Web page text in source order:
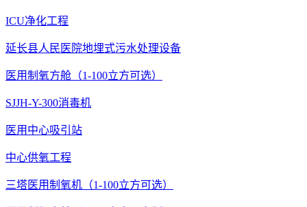
ICU净化工程
延长县人民医院地埋式污水处理设备
医用制氧方舱（1-100立方可选）
SJJH-Y-300消毒机
医用中心吸引站
中心供氧工程
三塔医用制氧机（1-100立方可选）